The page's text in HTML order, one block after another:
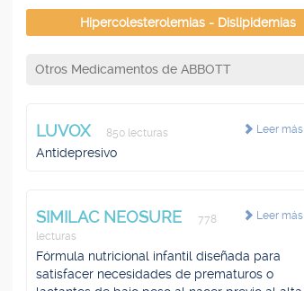
Hipercolesterolemias - Dislipidemias
Otros Medicamentos de ABBOTT
Leer más
LUVOX 850 lecturas
Antidepresivo
Leer más
SIMILAC NEOSURE
778
lecturas
Fórmula nutricional infantil diseñada para
satisfacer necesidades de prematuros o